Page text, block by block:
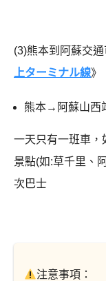
(3)熊本到阿蘇交
上ターミナル線》
熊本→ 阿蘇山西
一天只有一班車，
景點(如:草千里、
次巴士
注意事項：